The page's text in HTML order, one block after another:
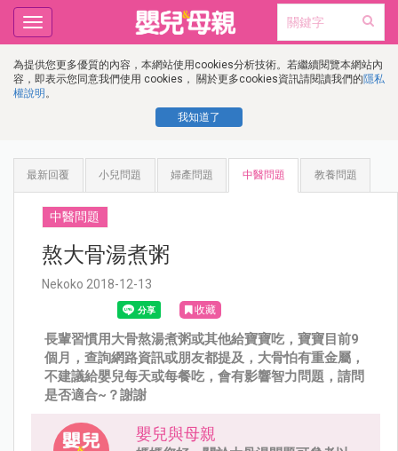
為提供您更多優質的內容，本網站使用cookies分析技術。若繼續閱覽本網站內
容，即表示您同意我們使用 cookies， 關於更多cookies資訊請閱讀我們的隱私
權說明 。
我知道了
Toggle
navigation
最新回覆 小兒問題 婦產問題 中醫問題 教養問題
中醫問題
熬大骨湯煮粥
Nekoko 2018-12-13
收藏
長輩習慣用大骨熬湯煮粥或其他給寶寶吃，寶寶目前9
個月，查詢網路資訊或朋友都提及，大骨怕有重金屬，
不建議給嬰兒每天或每餐吃，會有影響智力問題，請問
是否適合~？謝謝
嬰兒與母親